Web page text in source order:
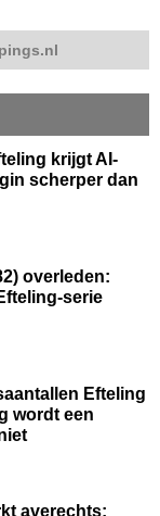
krijgt AI-
scherper dan
overleden:
serie
Efteling
wordt een
averechts: